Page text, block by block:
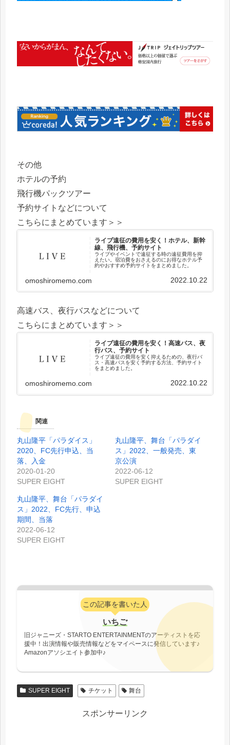
その他
ホテルの予約
飛行機パックツアー
予約サイトなどについて
こちらにまとめています＞＞
ライブ遠征の費用を安く！ホテル、新幹
線、飛行機、予約サイト
ライブやイベントで遠征する時の遠征費用を抑
えたい。宿泊費をおさえるのにお得なホテル予
約やおすすめ予約サイトをまとめました。
omoshiromemo.com 2022.10.22
高速バス、夜行バスなどについて
こちらにまとめています＞＞
ライブ遠征の費用を安く！高速バス、夜
行バス、予約サイト
ライブ遠征の費用を安く抑えるための、夜行バ
ス・高速バスを安く予約する方法、予約サイト
をまとめました。
omoshiromemo.com 2022.10.22
関連
丸山隆平「パラダイス」
2020、FC先行申込、当
落、入金
2020-01-20
SUPER EIGHT
丸山隆平、舞台「パラダイ
ス」2022、一般発売、東
京公演
2022-06-12
SUPER EIGHT
丸山隆平、舞台「パラダイ
ス」2022、FC先行、申込
期間、当落
2022-06-12
SUPER EIGHT
この記事を書いた人
いちご
旧ジャニーズ・STARTO ENTERTAINMENTのアーティストを応
援中！出演情報や販売情報などをマイペースに発信しています♪
Amazonアソシエイト参加中♪
SUPER EIGHT チケット 舞台
スポンサーリンク